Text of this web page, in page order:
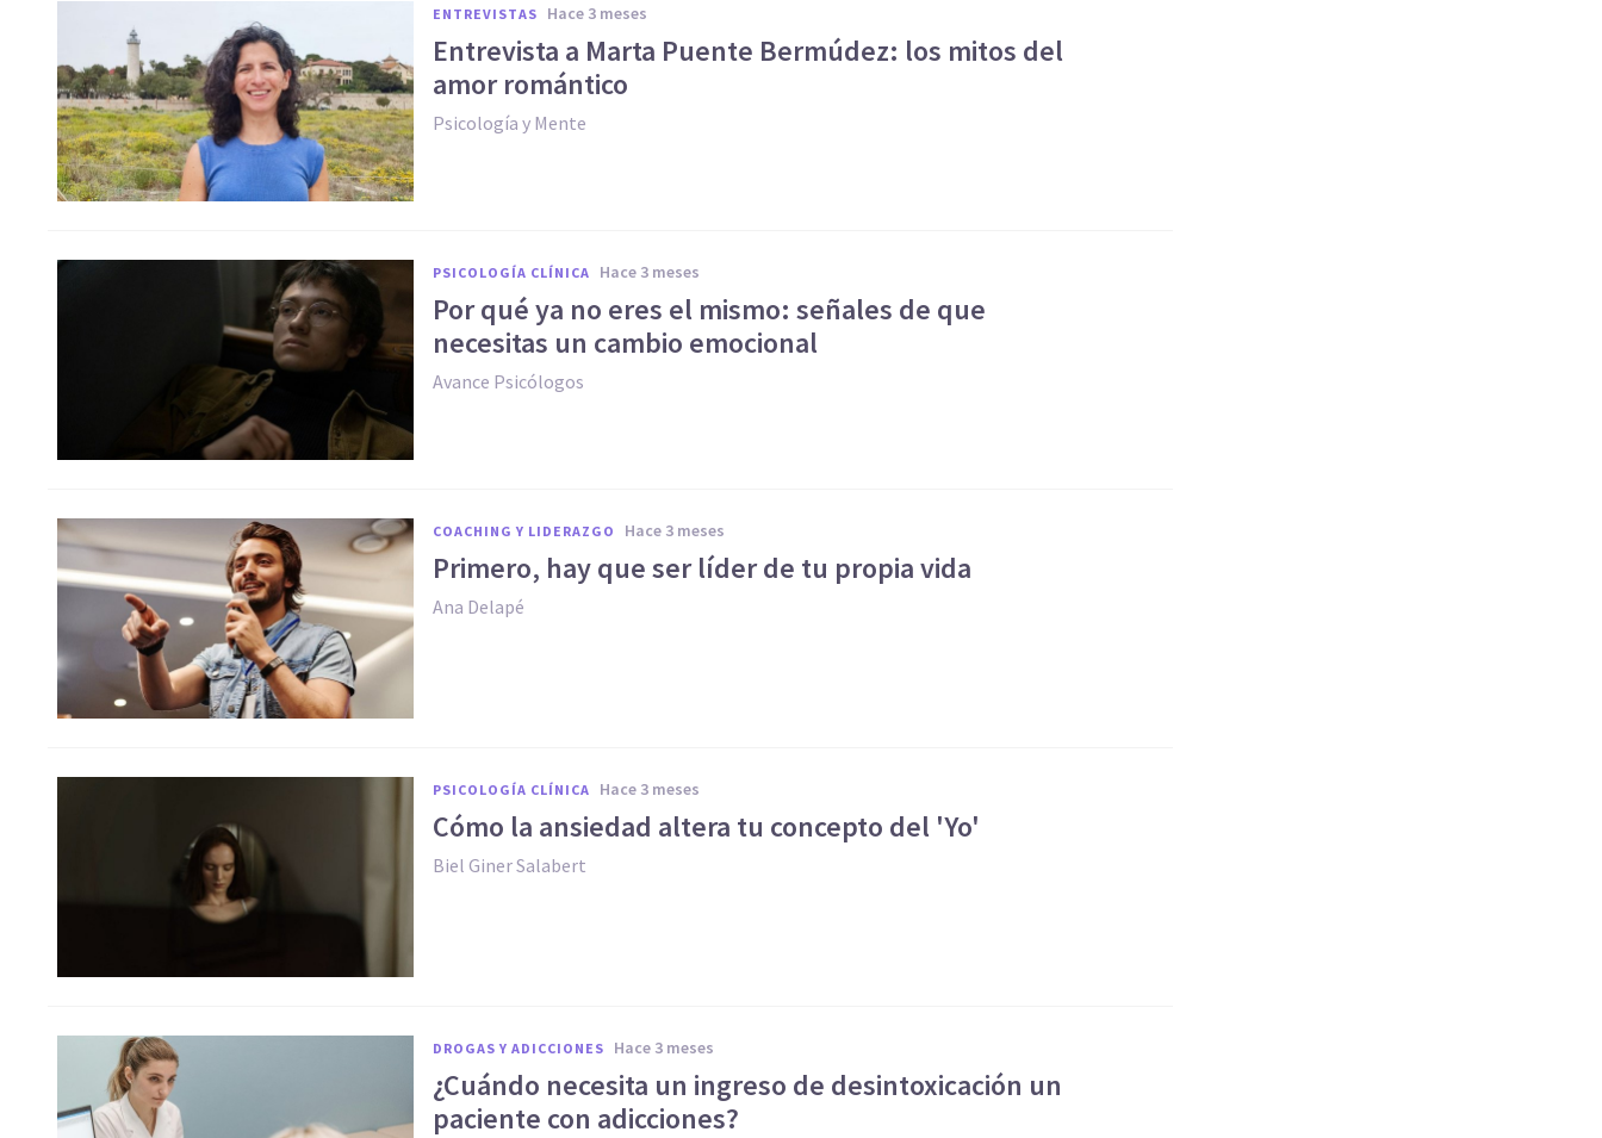
ENTREVISTAS hace 3 meses
Entrevista a Marta Puente Bermúdez: los mitos del
amor romántico
Psicología y Mente
PSICOLOGÍA CLÍNICA hace 3 meses
Por qué ya no eres el mismo: señales de que
necesitas un cambio emocional
Avance Psicólogos
COACHING Y LIDERAZGO hace 3 meses
Primero, hay que ser líder de tu propia vida
Ana Delapé
PSICOLOGÍA CLÍNICA hace 3 meses
Cómo la ansiedad altera tu concepto del 'Yo'
Biel Giner Salabert
DROGAS Y ADICCIONES hace 3 meses
¿Cuándo necesita un ingreso de desintoxicación un
paciente con adicciones?